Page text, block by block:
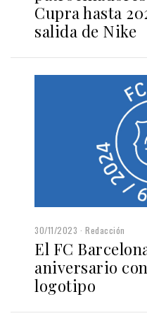
Cupra hasta
salida de Nike
30/11/2023 Redacción
El FC
aniversario
logotipo